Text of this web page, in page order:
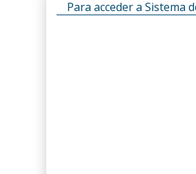
Para acceder a Sistema